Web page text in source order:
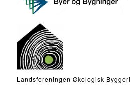
Landsforeningen Økologisk Byggeri